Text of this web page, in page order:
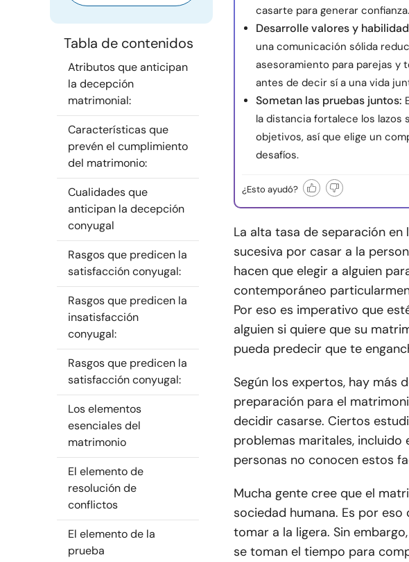
Tabla de contenidos
Atributos que anticipan
la decepción
matrimonial:
Características que
prevén el cumplimiento
del matrimonio:
Cualidades que
anticipan la decepción
conyugal
Rasgos que predicen la
satisfacción conyugal:
Rasgos que predicen la
insatisfacción
conyugal:
Rasgos que predicen la
satisfacción conyugal:
Los elementos
esenciales del
matrimonio
El elemento de
resolución de
conflictos
El elemento de la
prueba
casarte para generar confianza.
Desarrolle valores y
una comunicación sólida
asesoramiento para parejas y
antes de decir sí a una vida
Sometan las pruebas juntos:
la distancia fortalece los lazos
objetivos, así que elige un
desafíos.
¿Esto ayudó?
La alta tasa de separación
sucesiva por casar a la
hacen que elegir a alguien
contemporáneo
Por eso es imperativo que
alguien si quiere que su
pueda predecir que te
Según los expertos, hay más
preparación para el
decidir casarse. Ciertos
problemas maritales, incluido
personas no conocen estos
Mucha gente cree que el
sociedad humana. Es por
tomar a la ligera. Sin
se toman el tiempo para